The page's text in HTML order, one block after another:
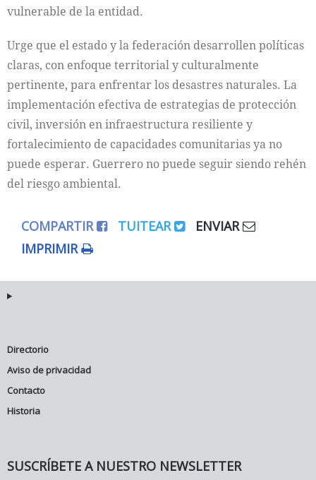
vulnerable de la entidad.
Urge que el estado y la federación desarrollen políticas
claras, con enfoque territorial y culturalmente
pertinente, para enfrentar los desastres naturales. La
implementación efectiva de estrategias de protección
civil, inversión en infraestructura resiliente y
fortalecimiento de capacidades comunitarias ya no
puede esperar. Guerrero no puede seguir siendo rehén
del riesgo ambiental.
COMPARTIR TUITEAR
ENVIAR
IMPRIMIR
Directorio
Aviso de privacidad
Contacto
Historia
SUSCRÍBETE A NUESTRO NEWSLETTER